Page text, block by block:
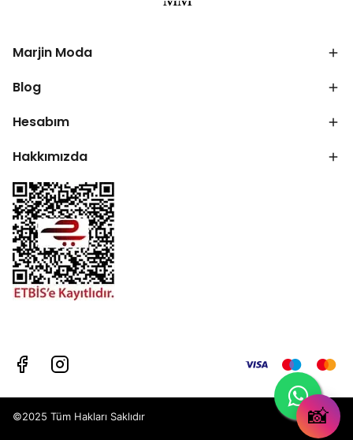
Marjin Moda
Blog
Hesabım
Hakkımızda
©2025 Tüm Hakları Saklıdır 📸